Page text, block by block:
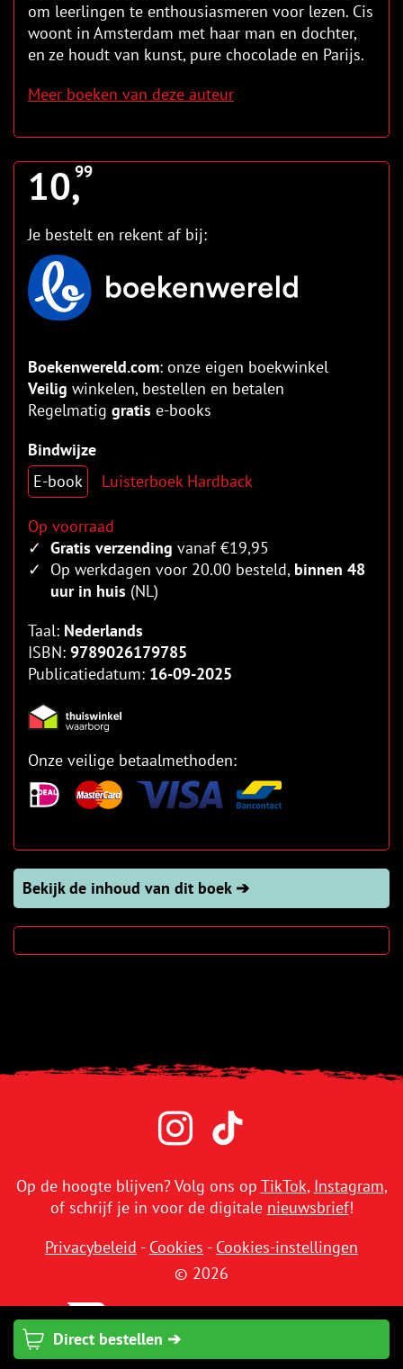
Direct bestellen ➔
om leerlingen te enthousiasmeren voor lezen. Cis
woont in Amsterdam met haar man en dochter,
en ze houdt van kunst, pure chocolade en Parijs.
Meer boeken van deze auteur
10,99
Je bestelt en rekent af bij:
Boekenwereld.com: onze eigen boekwinkel
Veilig winkelen, bestellen en betalen
Regelmatig gratis e-books
Bindwijze
E-book
Luisterboek Hardback
Op voorraad
Gratis verzending vanaf €19,95
Op werkdagen voor 20.00 besteld, binnen 48
uur in huis (NL)
Taal: Nederlands
ISBN: 9789026179785
Publicatiedatum: 16-09-2025
Onze veilige betaalmethoden:
Bekijk de inhoud van dit boek ➔
Op de hoogte blijven? Volg ons op TikTok, Instagram,
of schrijf je in voor de digitale nieuwsbrief!
Privacybeleid - Cookies - Cookies-instellingen
© 2026